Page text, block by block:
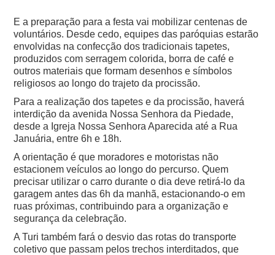
E a preparação para a festa vai mobilizar centenas de
voluntários. Desde cedo, equipes das paróquias estarão
envolvidas na confecção dos tradicionais tapetes,
produzidos com serragem colorida, borra de café e
outros materiais que formam desenhos e símbolos
religiosos ao longo do trajeto da procissão.
Para a realização dos tapetes e da procissão, haverá
interdição da avenida Nossa Senhora da Piedade,
desde a Igreja Nossa Senhora Aparecida até a Rua
Januária, entre 6h e 18h.
A orientação é que moradores e motoristas não
estacionem veículos ao longo do percurso. Quem
precisar utilizar o carro durante o dia deve retirá-lo da
garagem antes das 6h da manhã, estacionando-o em
ruas próximas, contribuindo para a organização e
segurança da celebração.
A Turi também fará o desvio das rotas do transporte
coletivo que passam pelos trechos interditados, que